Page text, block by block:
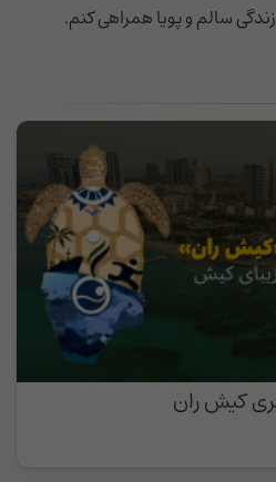
سالم و پویا همراهی کنم.
کیش ران